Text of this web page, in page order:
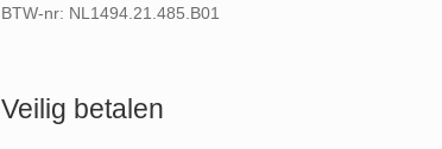
BTW-nr: NL1494.21.485.B01
Veilig betalen